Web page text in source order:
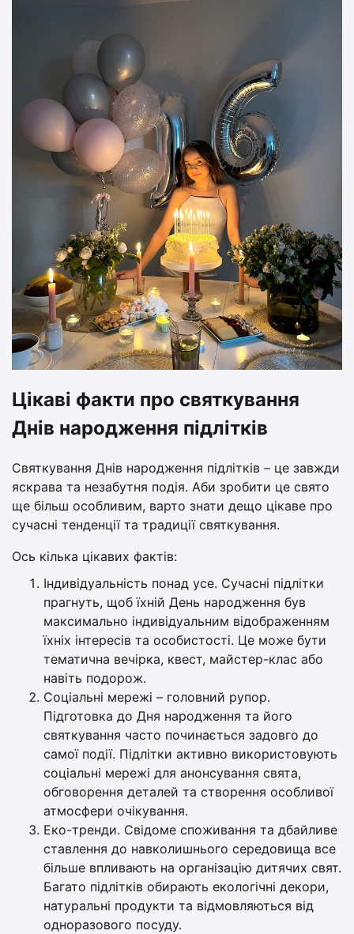
Цікаві факти про святкування
Днів народження підлітків
Святкування Днів народження підлітків – це завжди
яскрава та незабутня подія. Аби зробити це свято
ще більш особливим, варто знати дещо цікаве про
сучасні тенденції та традиції святкування.
Ось кілька цікавих фактів:
Індивідуальність понад усе. Сучасні підлітки
прагнуть, щоб їхній День народження був
максимально індивідуальним відображенням
їхніх інтересів та особистості. Це може бути
тематична вечірка, квест, майстер-клас або
навіть подорож.
Соціальні мережі – головний рупор.
Підготовка до Дня народження та його
святкування часто починається задовго до
самої події. Підлітки активно використовують
соціальні мережі для анонсування свята,
обговорення деталей та створення особливої
атмосфери очікування.
Еко-тренди. Свідоме споживання та дбайливе
ставлення до навколишнього середовища все
більше впливають на організацію дитячих свят.
Багато підлітків обирають екологічні декори,
натуральні продукти та відмовляються від
одноразового посуду.